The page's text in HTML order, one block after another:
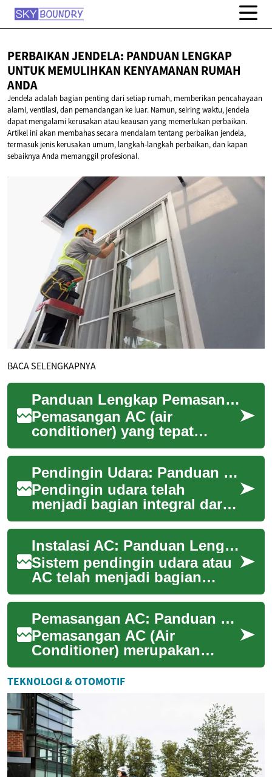
PERBAIKAN JENDELA: PANDUAN LENGKAP
UNTUK MEMULIHKAN KENYAMANAN RUMAH
ANDA
Jendela adalah bagian penting dari setiap rumah, memberikan pencahayaan
alami, ventilasi, dan pemandangan ke luar. Namun, seiring waktu, jendela
dapat mengalami kerusakan atau keausan yang memerlukan perbaikan.
Artikel ini akan membahas secara mendalam tentang perbaikan jendela,
termasuk jenis kerusakan umum, langkah-langkah perbaikan, dan kapan
sebaiknya Anda memanggil profesional.
BACA SELENGKAPNYA
Panduan Lengkap Pemasangan AC: Persiapan, Proses, dan Perawatan
Pemasangan AC (air
conditioner) yang tepat
sangat penting untuk
memastikan kinerja optimal
dan kenyamanan di dalam
ru...
Pendingin Udara: Panduan Lengkap untuk Kenyamanan di Rumah
Pendingin udara telah
menjadi bagian integral dari
kehidupan modern, terutama
di negara-negara beriklim
tropis sepert...
Instalasi AC: Panduan Lengkap untuk Memasang Sistem Pendingin di Rumah Anda
Sistem pendingin udara atau
AC telah menjadi bagian
integral dari kehidupan
modern, terutama di daerah
dengan iklim t...
Pemasangan AC: Panduan Lengkap untuk Kenyamanan Rumah Anda
Pemasangan AC (Air
Conditioner) merupakan
langkah penting untuk
menciptakan lingkungan
yang nyaman di dalam
rumah, te...
TEKNOLOGI & OTOMOTIF